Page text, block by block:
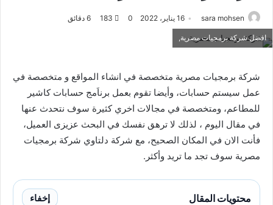
sara mohsen 16 يناير، 2022 0
183 6 دقائق
افضل شركة برمجيات مصرية,
شركة برمجيات مصرية متخصصة في انشاء المواقع و متخصصة في
عمل سيستم حسابات، وأيضا تقوم بعمل برناَمج حسابات كاشير
للمطاعم، ومتخصصة في مجالات اخري كثيرة سوف نتحدث عنها
في مقال اليوم ، لذلك لا ترهق نفسك في البحث عزيزى العميل،
فأنت الان في المكان الصحيح، مع شركة دلتاوي شركة برمجيات
مصرية سوف تجد ما تريد وأكثر.
محتويات المقال إخفاء